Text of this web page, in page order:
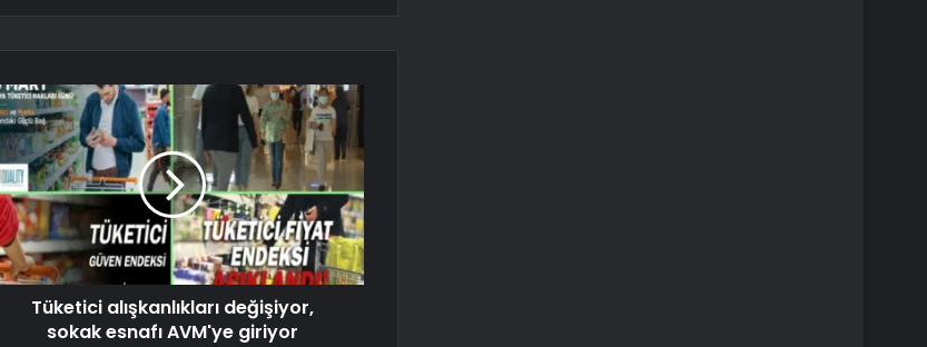
Tüketici alışkanlıkları değişiyor,
sokak esnafı AVM'ye giriyor